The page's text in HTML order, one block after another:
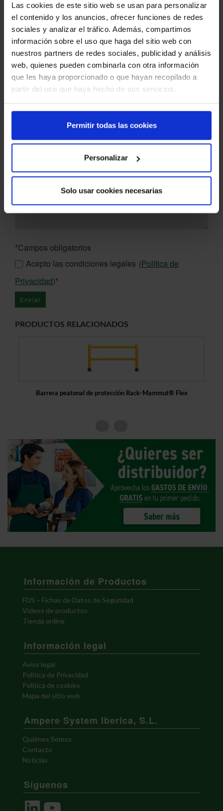
Las cookies de este sitio web se usan para personalizar
el contenido y los anuncios, ofrecer funciones de redes
sociales y analizar el tráfico. Además, compartimos
información sobre el uso que haga del sitio web con
nuestros partners de redes sociales, publicidad y análisis
web, quienes pueden combinarla con otra información
que les haya proporcionado o que hayan recopilado a
partir del uso que haya hecho de sus servicios.
Permitir todas las cookies
Personalizar
Solo usar cookies necesarias
SOLICITAR PRESUPUESTO O INFORMACIÓN SOBRE ESTE
PRODUCTO
*Campos obligatorios
Acepto las condiciones legales (Política de
Privacidad)*
PRODUCTOS RELACIONADOS
Barrera peatonal de protección Rack-Mammut® Flex
Información de Productos
FDS – Fichas de Datos de Seguridad
Vídeos de productos
Tienda online
Información legal
Aviso legal
Política de Privacidad
Política de cookies
Mapa del sitio web
Ampere System Iberica, S.L.
Quiénes Somos
Contacto
Noticias
Síguenos